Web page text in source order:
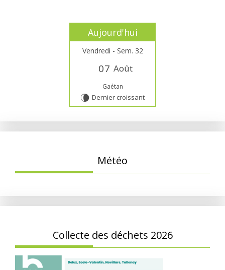
Aujourd'hui
Vendredi - Sem. 32
07 Août
Gaétan
V Dernier croissant
Météo
Collecte des déchets 2026